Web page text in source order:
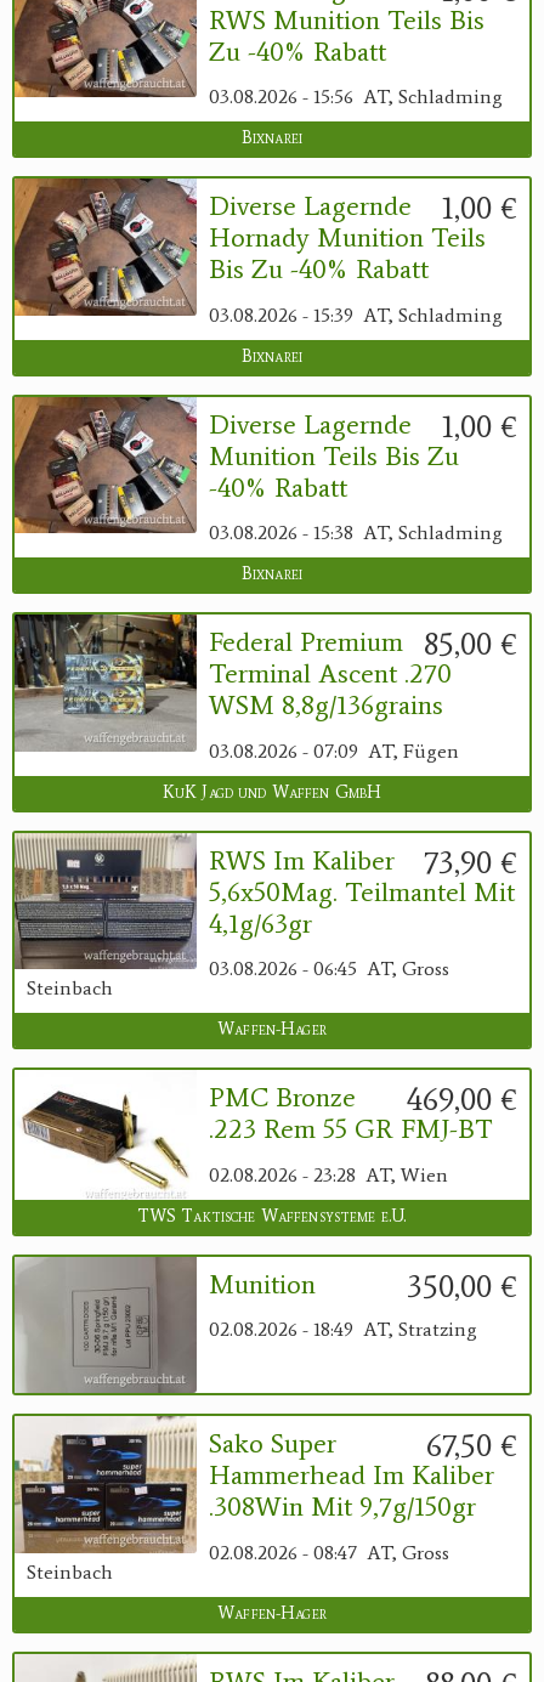
RWS Munition Teils Bis
Zu -40% Rabatt
03.08.2026 - 15:56 AT, Schladming
Bixnarei
1,00 €
Diverse Lagernde
Hornady Munition Teils
Bis Zu -40% Rabatt
03.08.2026 - 15:39 AT, Schladming
Bixnarei
1,00 €
Diverse Lagernde
Munition Teils Bis Zu
-40% Rabatt
03.08.2026 - 15:38 AT, Schladming
Bixnarei
85,00 €
Federal Premium
Terminal Ascent .270
WSM 8,8g/136grains
03.08.2026 - 07:09 AT, Fügen
KuK Jagd und Waffen GmbH
73,90 €
RWS Im Kaliber
5,6x50Mag. Teilmantel Mit
4,1g/63gr
03.08.2026 - 06:45 AT, Gross
Steinbach
Waffen-Hager
469,00 €
PMC Bronze
.223 Rem 55 GR FMJ-BT
02.08.2026 - 23:28 AT, Wien
TWS Taktische Waffensysteme e.U.
350,00 €
Munition
02.08.2026 - 18:49 AT, Stratzing
67,50 €
Sako Super
Hammerhead Im Kaliber
.308Win Mit 9,7g/150gr
02.08.2026 - 08:47 AT, Gross
Steinbach
Waffen-Hager